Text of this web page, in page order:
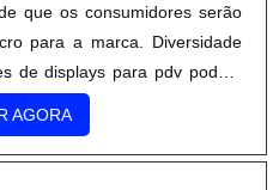
que os consumidores serão
para a marca. Diversidade
de displays para pdv podem
é p....
AGORA